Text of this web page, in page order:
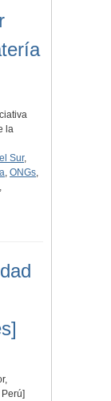
la
Sur,
,ONGs,
,